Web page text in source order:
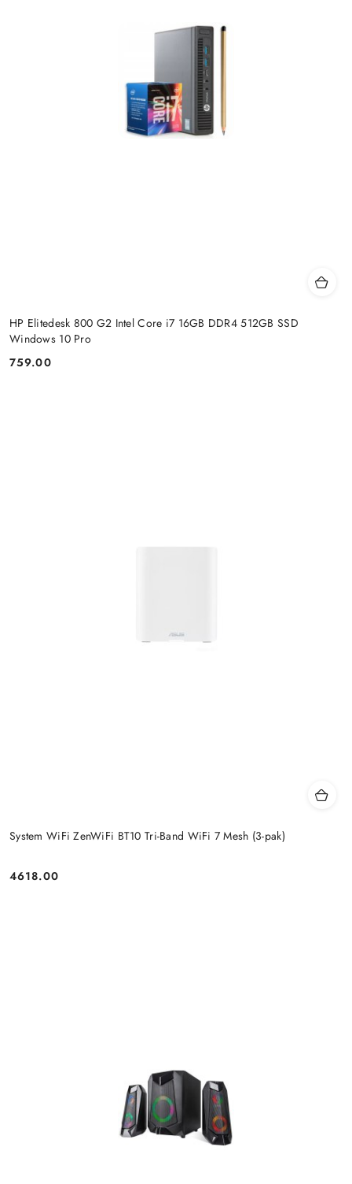
HP Elitedesk 800 G2 Intel Core i7 16GB DDR4 512GB SSD
Windows 10 Pro
Price:
759.00
System WiFi ZenWiFi BT10 Tri-Band WiFi 7 Mesh (3-pak)
Price:
4618.00